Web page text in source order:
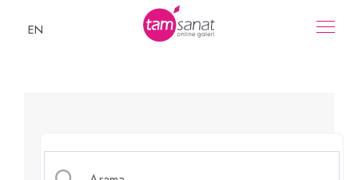
Stilize
EN